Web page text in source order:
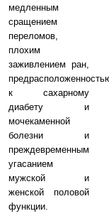
медленным
сращением
переломов,
плохим
заживлением ран,
к сахарному
диабету и
мочекаменной
болезни и
преждевременным
угасанием
мужской и
женской половой
функции.